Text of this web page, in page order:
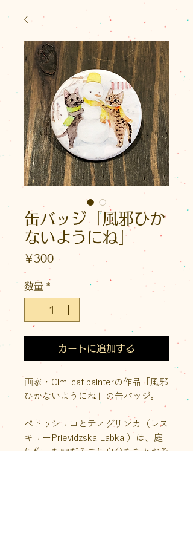
缶バッジ「風邪ひか
ないようにね」
￥300価
数量 *
カートに追加する
画家・Cimi cat painterの作品「風邪
ひかないようにね」の缶バッジ。
ペトゥシュコとティグリンカ（レス
キューPrievidzska Labka ）は、庭
に作った雪だるまに自分たちとおそ